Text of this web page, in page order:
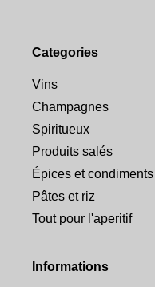
Categories
Vins
Champagnes
Spiritueux
Produits salés
Épices et condiments
Pâtes et riz
Tout pour l'aperitif
Informations